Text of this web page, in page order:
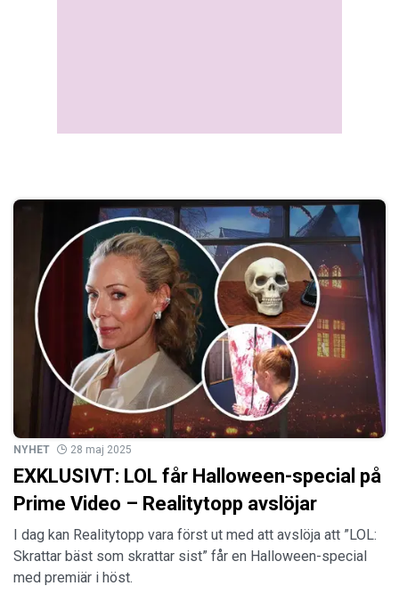
NYHET 28 maj 2025
EXKLUSIVT: LOL får Halloween-special på
Prime Video – Realitytopp avslöjar
I dag kan Realitytopp vara först ut med att avslöja att ”LOL:
Skrattar bäst som skrattar sist” får en Halloween-special
med premiär i höst.